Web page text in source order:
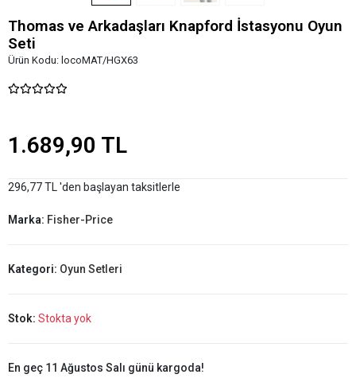
Thomas ve Arkadaşları Knapford İstasyonu Oyun
Seti
Ürün Kodu: locoMAT/HGX63
1.689,90 TL
296,77 TL 'den başlayan taksitlerle
Marka: Fisher-Price
Kategori: Oyun Setleri
Stok: Stokta yok
En geç 11 Ağustos Salı günü kargoda!